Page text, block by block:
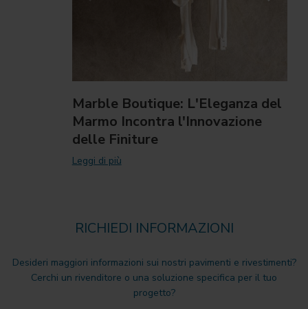
Marble Boutique: L'Eleganza del
Marmo Incontra l'Innovazione
delle Finiture
Leggi di più
RICHIEDI INFORMAZIONI
Desideri maggiori informazioni sui nostri pavimenti e rivestimenti?
Cerchi un rivenditore o una soluzione specifica per il tuo
progetto?